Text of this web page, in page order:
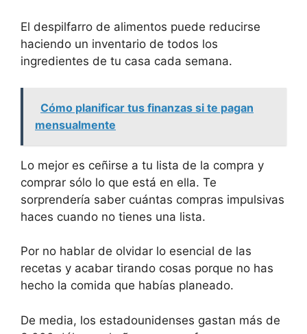
El despilfarro de alimentos puede reducirse
haciendo un inventario de todos los
ingredientes de tu casa cada semana.
Cómo planificar tus finanzas si te pagan
mensualmente
Lo mejor es ceñirse a tu lista de la compra y
comprar sólo lo que está en ella. Te
sorprendería saber cuántas compras impulsivas
haces cuando no tienes una lista.
Por no hablar de olvidar lo esencial de las
recetas y acabar tirando cosas porque no has
hecho la comida que habías planeado.
De media, los estadounidenses gastan más de